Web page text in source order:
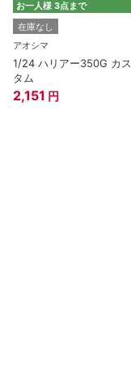
お一人様 3点まで
在庫なし
アオシマ
1/24 ハリアー350G カス
タム
2,151 円